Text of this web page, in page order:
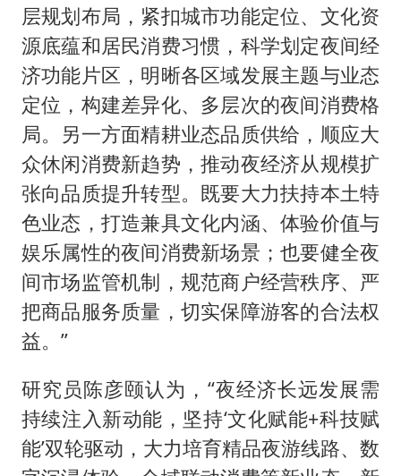
层规划布局，紧扣城市功能定位、文化资
源底蕴和居民消费习惯，科学划定夜间经
济功能片区，明晰各区域发展主题与业态
定位，构建差异化、多层次的夜间消费格
局。另一方面精耕业态品质供给，顺应大
众休闲消费新趋势，推动夜经济从规模扩
张向品质提升转型。既要大力扶持本土特
色业态，打造兼具文化内涵、体验价值与
娱乐属性的夜间消费新场景；也要健全夜
间市场监管机制，规范商户经营秩序、严
把商品服务质量，切实保障游客的合法权
益。”
研究员陈彦颐认为，“夜经济长远发展需
持续注入新动能，坚持‘文化赋能+科技赋
能’双轮驱动，大力培育精品夜游线路、数